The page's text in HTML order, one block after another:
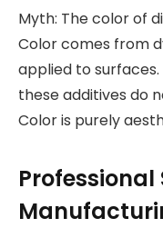
Myth: The color of
Color comes from
applied to
these additives do
Color is purely